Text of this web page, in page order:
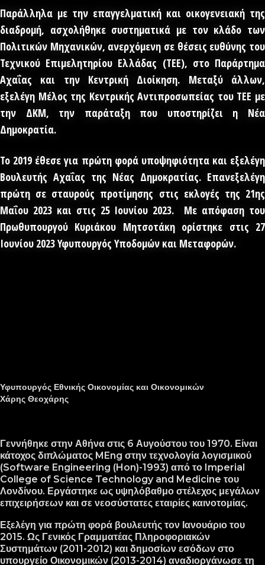
Παράλληλα με την επαγγελματική και οικογενειακή της
διαδρομή, ασχολήθηκε συστηματικά με τον κλάδο των
Πολιτικών Μηχανικών, ανερχόμενη σε θέσεις ευθύνης του
Τεχνικού Επιμελητηρίου Ελλάδας (ΤΕΕ), στο Παράρτημα
Αχαΐας και την Κεντρική Διοίκηση. Μεταξύ άλλων,
εξελέγη Μέλος της Κεντρικής Αντιπροσωπείας του ΤΕΕ με
την ΔΚΜ, την παράταξη που υποστηρίζει η Νέα
Δημοκρατία.
Το 2019 έθεσε για πρώτη φορά υποψηφιότητα και εξελέγη
Βουλευτής Αχαΐας της Νέας Δημοκρατίας. Επανεξελέγη
πρώτη σε σταυρούς προτίμησης στις εκλογές της 21ης
Μαΐου 2023 και στις 25 Ιουνίου 2023. Με απόφαση του
Πρωθυπουργού Κυριάκου Μητσοτάκη ορίστηκε στις 27
Ιουνίου 2023 Υφυπουργός Υποδομών και Μεταφορών.
Υφυπουργός Εθνικής Οικονομίας και Οικονομικών
Χάρης Θεοχάρης
Γεννήθηκε στην Αθήνα στις 6 Αυγούστου του 1970. Είναι
κάτοχος διπλώματος MEng στην τεχνολογία λογισμικού
(Software Engineering (Hon)-1993) από το Imperial
College of Science Technology and Medicine του
Λονδίνου. Εργάστηκε ως υψηλόβαθμο στέλεχος μεγάλων
επιχειρήσεων και σε νεοσύστατες εταιρίες καινοτομίας.
Εξελέγη για πρώτη φορά βουλευτής τον Ιανουάριο του
2015. Ως Γενικός Γραμματέας Πληροφοριακών
Συστημάτων (2011-2012) και δημοσίων εσόδων στο
υπουργείο Οικονομικών (2013-2014) αναδιοργάνωσε τη